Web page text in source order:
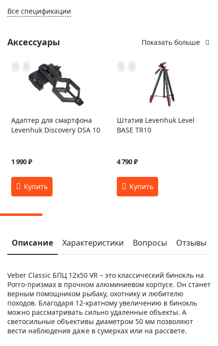
Все спецификации
Аксессуары Показать больше
Адаптер для смартфона
Levenhuk Discovery DSA 10
1 990 ₽
Штатив Levenhuk Level
BASE TR10
4 790 ₽
Описание Характеристики Вопросы Отзывы
Veber Classic БПЦ 12x50 VR – это классический бинокль на
Porro-призмах в прочном алюминиевом корпусе. Он станет
верным помощником рыбаку, охотнику и любителю
походов. Благодаря 12-кратному увеличению в бинокль
можно рассматривать сильно удаленные объекты. А
светосильные объективы диаметром 50 мм позволяют
вести наблюдения даже в сумерках или на рассвете.